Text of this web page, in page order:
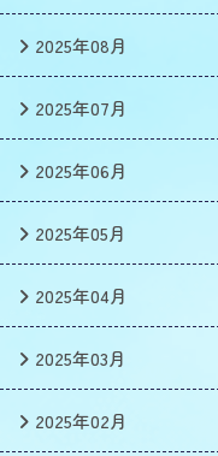
2025年08月
2025年07月
2025年06月
2025年05月
2025年04月
2025年03月
2025年02月